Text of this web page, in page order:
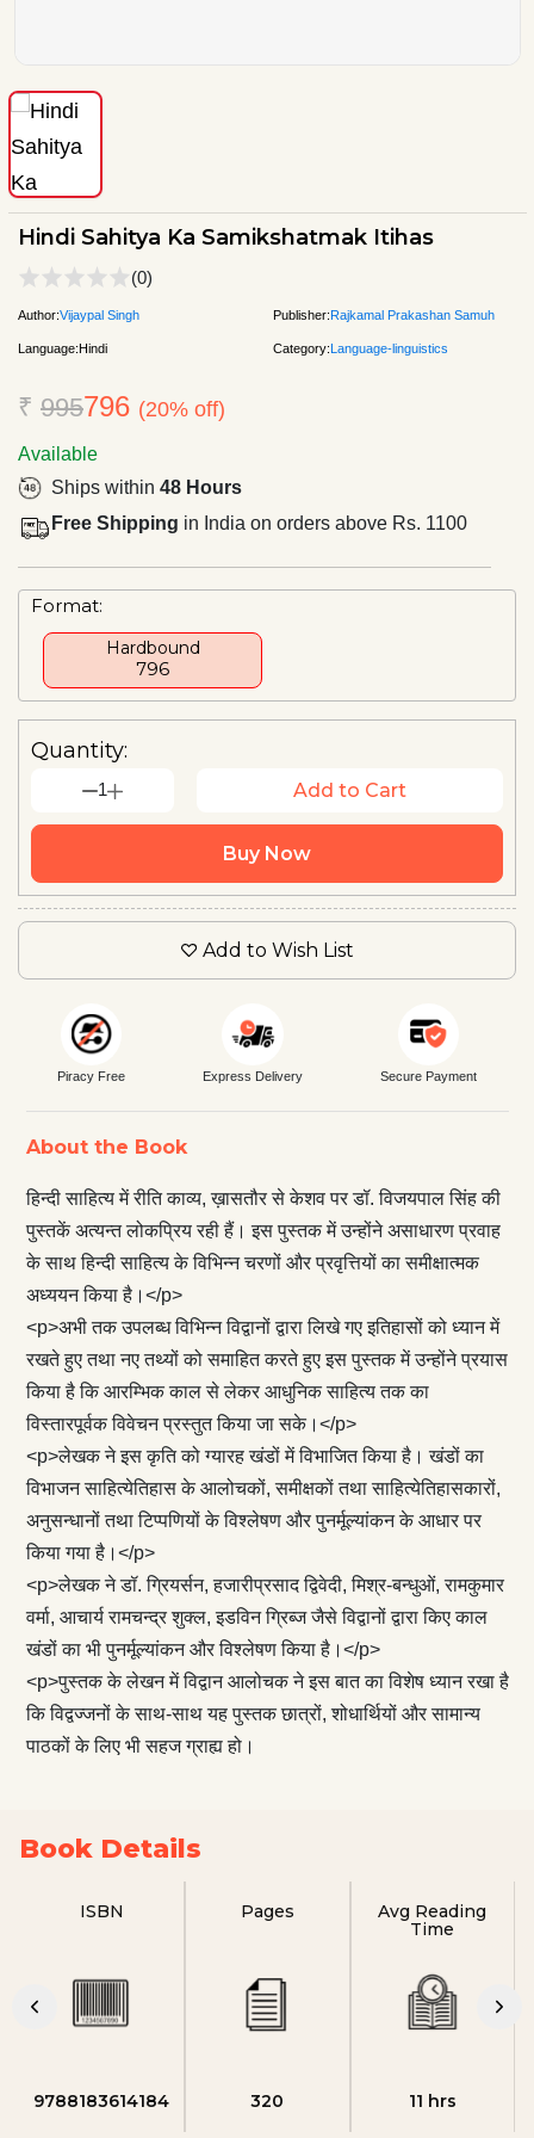
Hindi Sahitya Ka Samikshatmak Itihas
(0)
Author:Vijaypal Singh Publisher:Rajkamal Prakashan Samuh
Language:Hindi Category:Language-linguistics
₹ 995796 (20% off)
Available
Ships within 48 Hours
Free Shipping in India on orders above Rs. 1100
Format:
Hardbound
₹796
Quantity:
1 Add to Cart
Buy Now
Add to Wish List
Piracy Free Express Delivery Secure Payment
About the Book
हिन्दी साहित्य में रीति काव्य, ख़ासतौर से केशव पर डॉ. विजयपाल सिंह की
पुस्तकें अत्यन्त लोकप्रिय रही हैं। इस पुस्तक में उन्होंने असाधारण प्रवाह
के साथ हिन्दी साहित्य के विभिन्न चरणों और प्रवृत्तियों का समीक्षात्मक
अध्ययन किया है।</p>
<p>अभी तक उपलब्ध विभिन्न विद्वानों द्वारा लिखे गए इतिहासों को ध्यान में
रखते हुए तथा नए तथ्यों को समाहित करते हुए इस पुस्तक में उन्होंने प्रयास
किया है कि आरम्भिक काल से लेकर आधुनिक साहित्य तक का
विस्तारपूर्वक विवेचन प्रस्तुत किया जा सके।</p>
<p>लेखक ने इस कृति को ग्यारह खंडों में विभाजित किया है। खंडों का
विभाजन साहित्येतिहास के आलोचकों, समीक्षकों तथा साहित्येतिहासकारों,
अनुसन्धानों तथा टिप्पणियों के विश्लेषण और पुनर्मूल्यांकन के आधार पर
किया गया है।</p>
<p>लेखक ने डॉ. ग्रियर्सन, हजारीप्रसाद द्विवेदी, मिश्र-बन्धुओं, रामकुमार
वर्मा, आचार्य रामचन्द्र शुक्ल, इडविन ग्रिब्ज जैसे विद्वानों द्वारा किए काल
खंडों का भी पुनर्मूल्यांकन और विश्लेषण किया है।</p>
<p>पुस्तक के लेखन में विद्वान आलोचक ने इस बात का विशेष ध्यान रखा है
कि विद्वज्जनों के साथ-साथ यह पुस्तक छात्रों, शोधार्थियों और सामान्य
पाठकों के लिए भी सहज ग्राह्य हो।
Book Details
ISBN
9788183614184
Pages
320
Avg Reading
Time
11 hrs